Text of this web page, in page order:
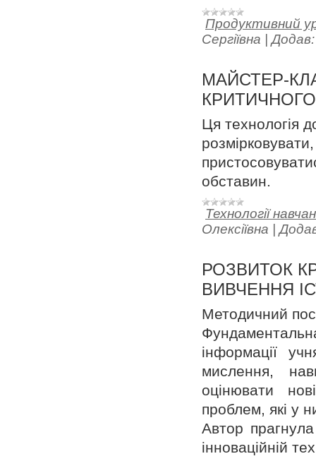
Продуктивний
Сергіївна |Додав:
МАЙСТЕР-
Ця технологія
обставин.
Технології
Олексіївна |
РОЗВИТОК
ВИВЧЕННЯ
Методичний
інформації
мислення,
оцінювати
проблем, які у
Автор
інноваційній